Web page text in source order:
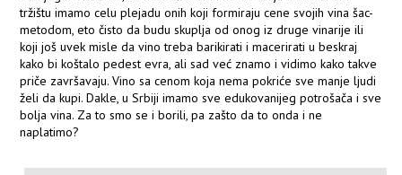
tržištu imamo celu plejadu onih koji formiraju cene svojih vina šac-
metodom, eto čisto da budu skuplja od onog iz druge vinarije ili
koji još uvek misle da vino treba barikirati i macerirati u beskraj
kako bi koštalo pedest evra, ali sad već znamo i vidimo kako takve
priče završavaju. Vino sa cenom koja nema pokriće sve manje ljudi
želi da kupi. Dakle, u Srbiji imamo sve edukovanijeg potrošača i sve
bolja vina. Za to smo se i borili, pa zašto da to onda i ne
naplatimo?